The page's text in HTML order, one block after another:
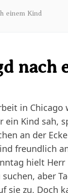
einem Kind
nach
in
ein Kind sah,
an der
freundlich
hielt
aber
sie zu. Doch